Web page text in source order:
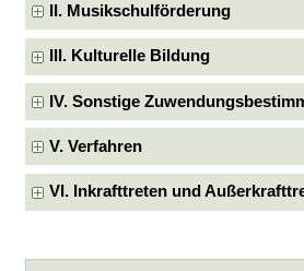
II. Musikschulförderung
III. Kulturelle Bildung
IV. Sonstige
V. Verfahren
VI. Inkrafttreten und